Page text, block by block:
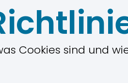
Cookies sind und